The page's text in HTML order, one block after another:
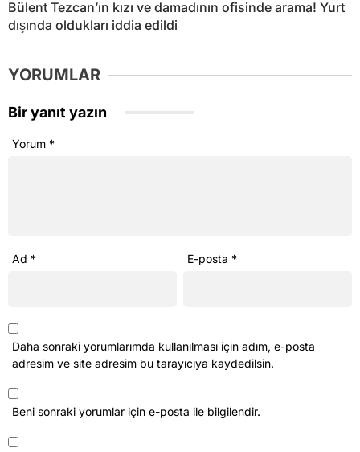
Bülent Tezcan’ın kızı ve damadının ofisinde arama! Yurt
dışında oldukları iddia edildi
YORUMLAR
Bir yanıt yazın
Yorum *
Ad * E-posta *
Daha sonraki yorumlarımda kullanılması için adım, e-posta
adresim ve site adresim bu tarayıcıya kaydedilsin.
Beni sonraki yorumlar için e-posta ile bilgilendir.